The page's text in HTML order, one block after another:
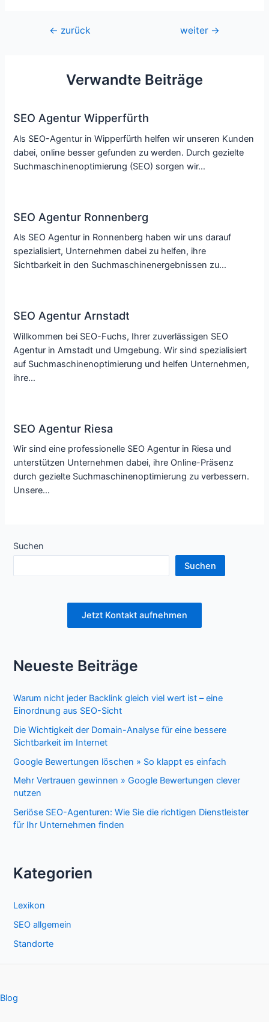
Beitragsnavigation
← zurück weiter →
Verwandte Beiträge
SEO Agentur Wipperfürth
Als SEO-Agentur in Wipperfürth helfen wir unseren Kunden
dabei, online besser gefunden zu werden. Durch gezielte
Suchmaschinenoptimierung (SEO) sorgen wir…
SEO Agentur Ronnenberg
Als SEO Agentur in Ronnenberg haben wir uns darauf
spezialisiert, Unternehmen dabei zu helfen, ihre
Sichtbarkeit in den Suchmaschinenergebnissen zu…
SEO Agentur Arnstadt
Willkommen bei SEO-Fuchs, Ihrer zuverlässigen SEO
Agentur in Arnstadt und Umgebung. Wir sind spezialisiert
auf Suchmaschinenoptimierung und helfen Unternehmen,
ihre…
SEO Agentur Riesa
Wir sind eine professionelle SEO Agentur in Riesa und
unterstützen Unternehmen dabei, ihre Online-Präsenz
durch gezielte Suchmaschinenoptimierung zu verbessern.
Unsere…
Suchen
Suchen
Jetzt Kontakt aufnehmen
Neueste Beiträge
Warum nicht jeder Backlink gleich viel wert ist – eine
Einordnung aus SEO-Sicht
Die Wichtigkeit der Domain-Analyse für eine bessere
Sichtbarkeit im Internet
Google Bewertungen löschen » So klappt es einfach
Mehr Vertrauen gewinnen » Google Bewertungen clever
nutzen
Seriöse SEO-Agenturen: Wie Sie die richtigen Dienstleister
für Ihr Unternehmen finden
Kategorien
Lexikon
SEO allgemein
Standorte
Blog